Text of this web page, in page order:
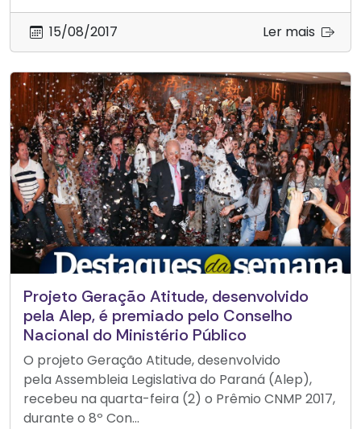
15/08/2017 Ler mais
Projeto Geração Atitude, desenvolvido
pela Alep, é premiado pelo Conselho
Nacional do Ministério Público
O projeto Geração Atitude, desenvolvido
pela Assembleia Legislativa do Paraná (Alep),
recebeu na quarta-feira (2) o Prêmio CNMP 2017,
durante o 8º Con...